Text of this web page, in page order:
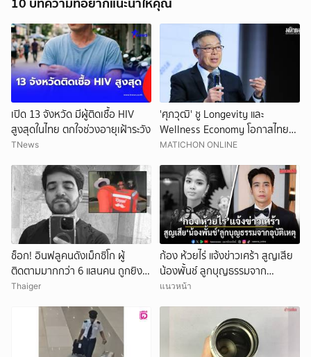
เปิด 13 จังหวัด มีผู้ติดเชื้อ HIV
สูงสุดในไทย ตกใจช่วงอายุเฝ้าระวัง
TNews
'ศุภวุฒิ' ชู Longevity และ
Wellness Economy โอกาสไทย
สร้างเศรษฐกิจอายุยืน รับสังคมสูง
MATICHON ONLINE
ช็อก! อินฟลูคนดังเม็กซิโก ผู้
ติดตามมากกว่า 6 แสนคน ถูกยิง
ดับกลางไลฟ์สด
Thaiger
ก้อง ห้วยไร่ แจ้งข่าวเศร้า สูญเสีย
น้องพั้นช์ ลูกบุญธรรมจาก
อุบัติเหตุ
แนวหน้า